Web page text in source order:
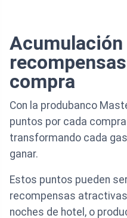
compra
Con la produbanco
puntos por cada
transformando cada
ganar.
Estos puntos pueden
recompensas
noches de hotel, o